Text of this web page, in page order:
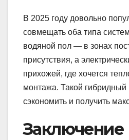
В 2025 году довольно
совмещать оба типа
водяной пол — в зонах
присутствия, а
прихожей, где хочется
монтажа. Такой гибридный
сэкономить и получить
Заключение